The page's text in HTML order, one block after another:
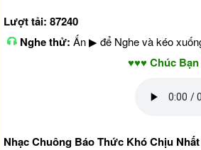
Lượt tải: 87240
Nghe thử: Ấn ▶ để Nghe và kéo
♥♥♥ Chúc Bạn Nghe
Nhạc Chuông Báo Thức Khó Chịu